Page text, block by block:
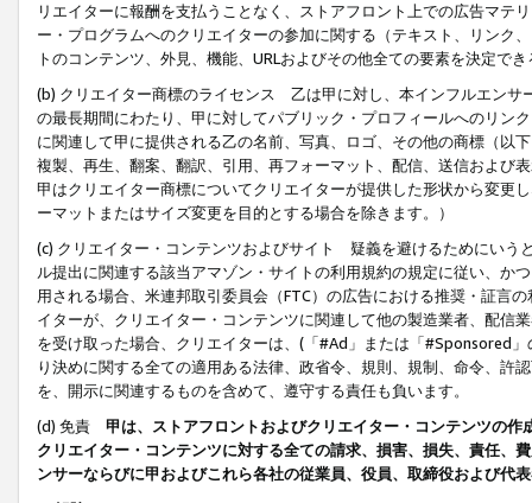
リエイターに報酬を支払うことなく、ストアフロント上での広告マテ
ー・プログラムへのクリエイターの参加に関する（テキスト、リンク
トのコンテンツ、外見、機能、URLおよびその他全ての要素を決定で
(b) クリエイター商標のライセンス 乙は甲に対し、本インフルエンサ
の最長期間にわたり、甲に対してパブリック・プロフィールへのリン
に関連して甲に提供される乙の名前、写真、ロゴ、その他の商標（以
複製、再生、翻案、翻訳、引用、再フォーマット、配信、送信および
甲はクリエイター商標についてクリエイターが提供した形状から変更
ーマットまたはサイズ変更を目的とする場合を除きます。）
(c) クリエイター・コンテンツおよびサイト 疑義を避けるためにいう
ル提出に関連する該当アマゾン・サイトの利用規約の規定に従い、か
用される場合、米連邦取引委員会（FTC）の広告における推奨・証言
イターが、クリエイター・コンテンツに関連して他の製造業者、配信
を受け取った場合、クリエイターは、(「#Ad」または「#Sponsored
り決めに関する全ての適用ある法律、政省令、規則、規制、命令、許
を、開示に関連するものを含めて、遵守する責任も負います。
(d) 免責 甲は、ストアフロントおよびクリエイター・コンテンツの
クリエイター・コンテンツに対する全ての請求、損害、損失、責任、
ンサーならびに甲およびこれら各社の従業員、役員、取締役および代